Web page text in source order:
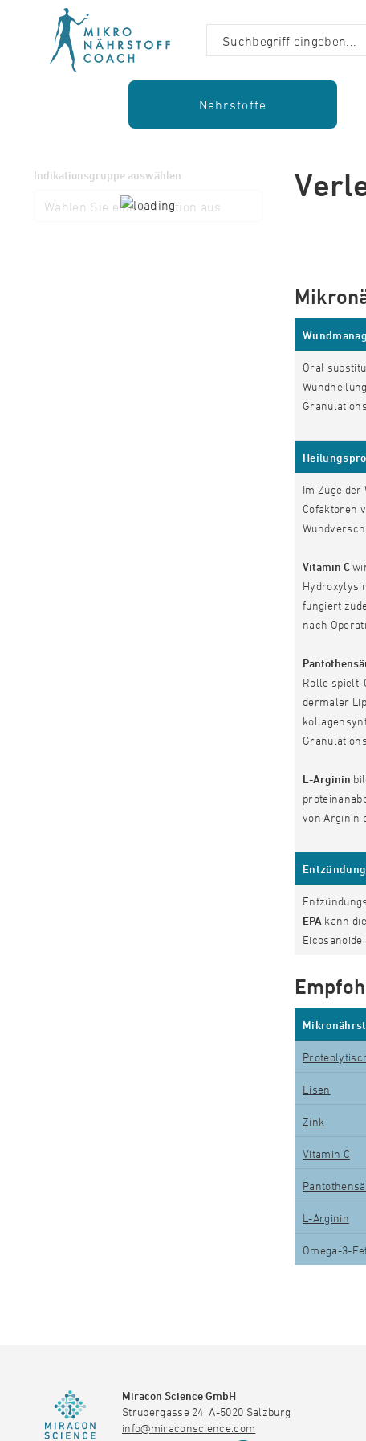
Nährstoffe
Oral
Im Zuge
Cofaktoren
Vitamin C
fungiert
nach
Rolle spielt.
dermaler
L-Arginin
von Arginin
EPA kann
Eicosanoide
Eisen
Zink
Vitamin C
L-Arginin
Omega-3-
Indikationsgruppe auswählen
Miracon Science GmbH
Strubergasse 24, A-5020 Salzburg
info@miraconscience.com